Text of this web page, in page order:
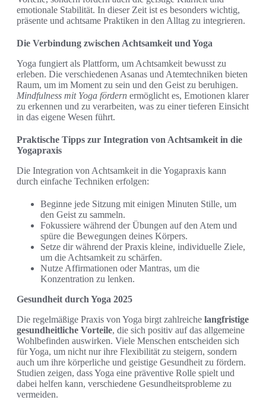
emotionale Stabilität. In dieser Zeit ist es besonders wichtig,
präsente und achtsame Praktiken in den Alltag zu integrieren.
Die Verbindung zwischen Achtsamkeit und Yoga
Yoga fungiert als Plattform, um Achtsamkeit bewusst zu
erleben. Die verschiedenen Asanas und Atemtechniken bieten
Raum, um im Moment zu sein und den Geist zu beruhigen.
Mindfulness mit Yoga fördern ermöglicht es, Emotionen klarer
zu erkennen und zu verarbeiten, was zu einer tieferen Einsicht
in das eigene Wesen führt.
Praktische Tipps zur Integration von Achtsamkeit in die
Yogapraxis
Die Integration von Achtsamkeit in die Yogapraxis kann
durch einfache Techniken erfolgen:
Beginne jede Sitzung mit einigen Minuten Stille, um
den Geist zu sammeln.
Fokussiere während der Übungen auf den Atem und
spüre die Bewegungen deines Körpers.
Setze dir während der Praxis kleine, individuelle Ziele,
um die Achtsamkeit zu schärfen.
Nutze Affirmationen oder Mantras, um die
Konzentration zu lenken.
Gesundheit durch Yoga 2025
Die regelmäßige Praxis von Yoga birgt zahlreiche langfristige
gesundheitliche Vorteile, die sich positiv auf das allgemeine
Wohlbefinden auswirken. Viele Menschen entscheiden sich
für Yoga, um nicht nur ihre Flexibilität zu steigern, sondern
auch um ihre körperliche und geistige Gesundheit zu fördern.
Studien zeigen, dass Yoga eine präventive Rolle spielt und
dabei helfen kann, verschiedene Gesundheitsprobleme zu
vermeiden.